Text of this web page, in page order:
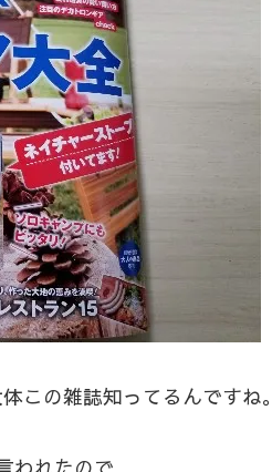
この雑誌知ってるんですね。